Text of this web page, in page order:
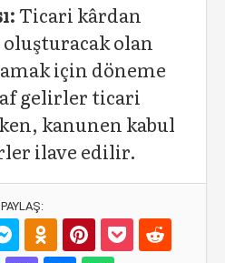
Ticari kârdan
olan
için döneme
gelirler ticari
kanunen kabul
ilave edilir.
PAYLAŞ: